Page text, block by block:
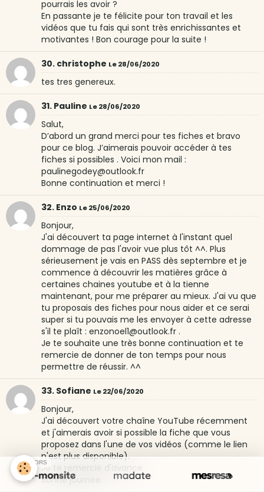
pourrais les avoir ?
En passante je te félicite pour ton travail et les
vidéos que tu fais qui sont très enrichissantes et
motivantes ! Bon courage pour la suite !
30. christophe Le 28/06/2020
tes tres genereux.
31. Pauline Le 28/06/2020
Salut,
D’abord un grand merci pour tes fiches et bravo
pour ce blog. J’aimerais pouvoir accéder à tes
fiches si possibles . Voici mon mail :
paulinegodey@outlook.fr
Bonne continuation et merci !
32. Enzo Le 25/06/2020
Bonjour,
J'ai découvert ta page internet à l'instant quel
dommage de pas l'avoir vue plus tôt ^^. Plus
sérieusement je vais en PASS dès septembre et je
commence à découvrir les matières grâce à
certaines chaines youtube et à la tienne
maintenant, pour me préparer au mieux. J'ai vu que
tu proposais des fiches pour nous aider et ce serai
super si tu pouvais me les envoyer à cette adresse
s'il te plaît : enzonoel1@outlook.fr .
Je te souhaite une très bonne continuation et te
remercie de donner de ton temps pour nous
permettre de réussir. ^^
33. Sofiane Le 22/06/2020
Bonjour,
J'ai découvert votre chaîne YouTube récemment
et j'aimerais avoir si possible la fiche que vous
proposez dans l'une de vos vidéos (comme le lien
n'est plus disponible).
Je te remercie d'avance
Bonne journée
SPONSORS